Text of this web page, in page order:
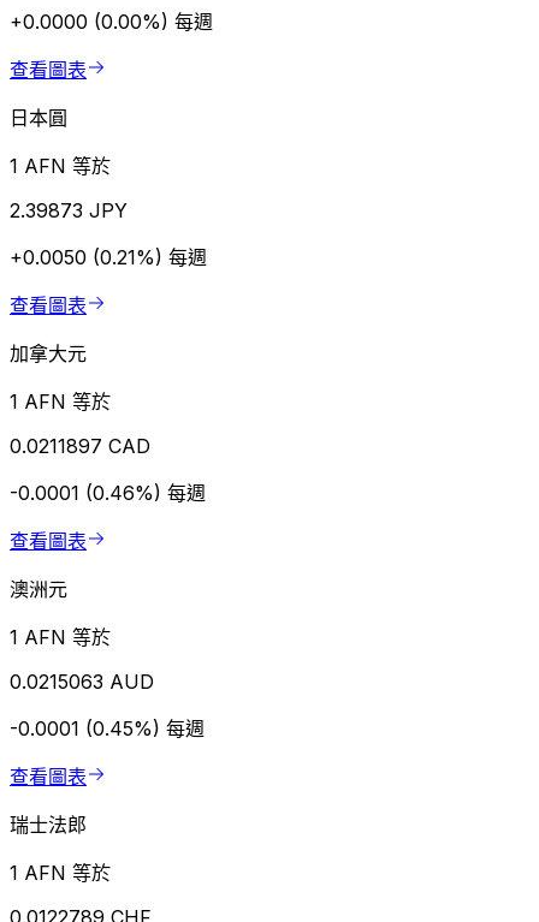
+0.0000 (0.00%) 每週
查看圖表
日本圓
1 AFN 等於
2.39873 JPY
+0.0050 (0.21%) 每週
查看圖表
加拿大元
1 AFN 等於
0.0211897 CAD
-0.0001 (0.46%) 每週
查看圖表
澳洲元
1 AFN 等於
0.0215063 AUD
-0.0001 (0.45%) 每週
查看圖表
瑞士法郎
1 AFN 等於